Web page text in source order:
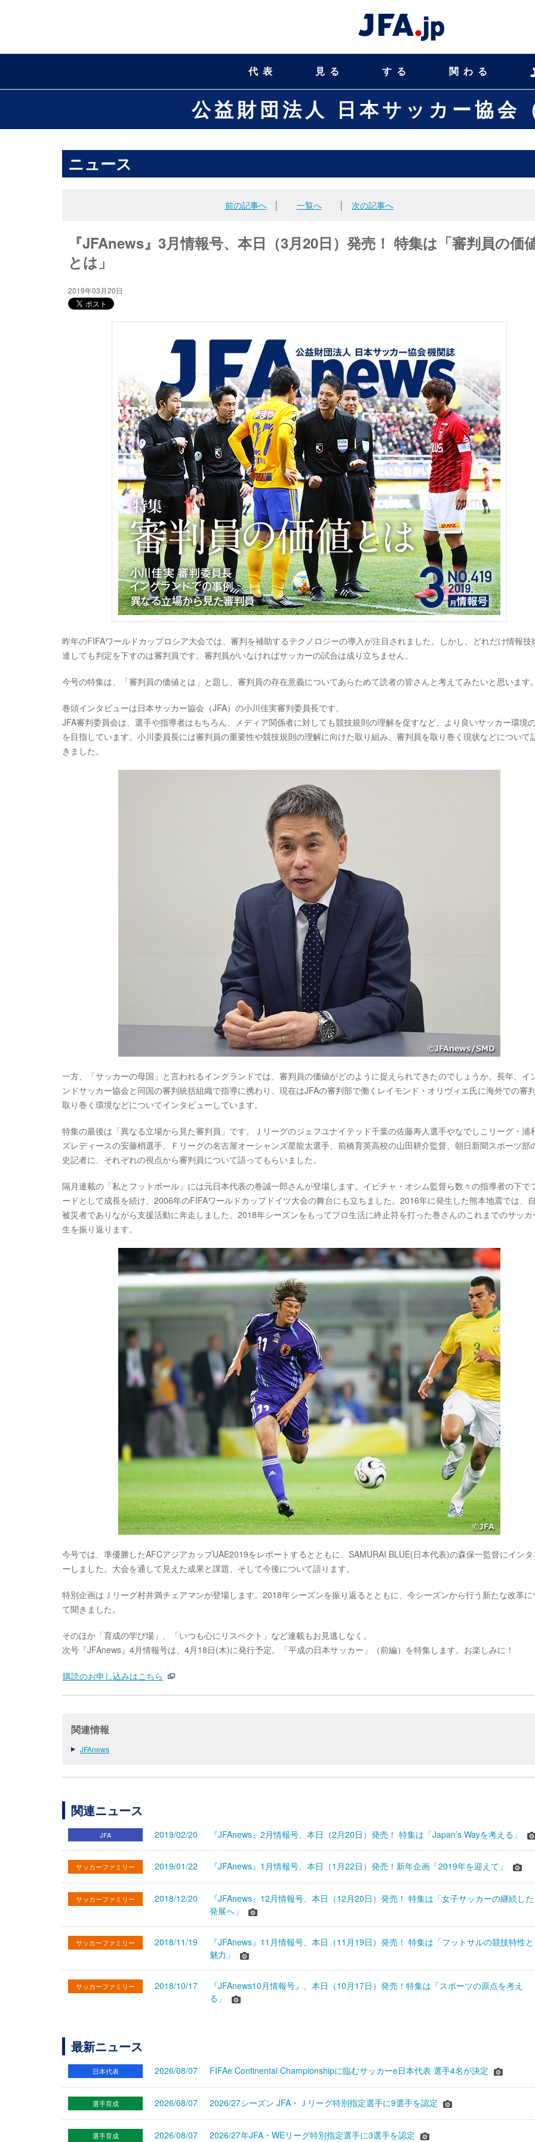
代表 見る する 関わる
公益財団法人 日本サッカー協会
ニュース
前の記事へ│ 一覧へ 次の記事へ
『JFAnews』3月情報号、本日（3月20日）発売！ 特集は「審判員の価
とは」
2019年03月20日
昨年のFIFAワールドカップロシア大会では、審判を補助するテクノロジーの導入が注目されました。しかし、どれだけ情報技
達しても判定を下すのは審判員です。審判員がいなければサッカーの試合は成り立ちません。
今号の特集は、「審判員の価値とは」と題し、審判員の存在意義についてあらためて読者の皆さんと考えてみたいと思います。
巻頭インタビューは日本サッカー協会（JFA）の小川佳実審判委員長です。
JFA審判委員会は、選手や指導者はもちろん、メディア関係者に対しても競技規則の理解を促すなど、より良いサッカー環境
を目指しています。小川委員長には審判員の重要性や競技規則の理解に向けた取り組み、審判員を取り巻く現状などについて
きました。
一方、「サッカーの母国」と言われるイングランドでは、審判員の価値がどのように捉えられてきたのでしょうか。長年、イ
ンドサッカー協会と同国の審判統括組織で指導に携わり、現在はJFAの審判部で働くレイモンド・オリヴィエ氏に海外での審
取り巻く環境などについてインタビューしています。
特集の最後は「異なる立場から見た審判員」です。Ｊリーグのジェフユナイテッド千葉の佐藤寿人選手やなでしこリーグ・浦
ズレディースの安藤梢選手、Ｆリーグの名古屋オーシャンズ星龍太選手、前橋育英高校の山田耕介監督、朝日新聞スポーツ部
史記者に、それぞれの視点から審判員について語ってもらいました。
隔月連載の「私とフットボール」には元日本代表の巻誠一郎さんが登場します。イビチャ・オシム監督ら数々の指導者の下で
ードとして成長を続け、2006年のFIFAワールドカップドイツ大会の舞台にも立ちました。2016年に発生した熊本地震では、
被災者でありながら支援活動に奔走しました。2018年シーズンをもってプロ生活に終止符を打った巻さんのこれまでのサッカ
生を振り返ります。
今号では、準優勝したAFCアジアカップUAE2019をレポートするとともに、SAMURAI BLUE(日本代表)の森保一監督にインタ
ーしました。大会を通して見えた成果と課題、そして今後について語ります。
特別企画はＪリーグ村井満チェアマンが登場します。2018年シーズンを振り返るとともに、今シーズンから行う新たな改革に
て聞きました。
そのほか「育成の学び場」、「いつも心にリスペクト」など連載もお見逃しなく。
次号『JFAnews』4月情報号は、4月18日(木)に発行予定。「平成の日本サッカー」（前編）を特集します。お楽しみに！
購読のお申し込みはこちら
関連情報
JFAnews
関連ニュース
JFA 2019/02/20 『JFAnews』2月情報号、本日（2月20日）発売！ 特集は「Japan’s Wayを考える」
サッカーファミリー 2019/01/22 『JFAnews』1月情報号、本日（1月22日）発売！新年企画「2019年を迎えて」
サッカーファミリー 2018/12/20
『JFAnews』12月情報号、本日（12月20日）発売！ 特集は「女子サッカーの継続した
発展へ」
サッカーファミリー 2018/11/19
『JFAnews』11月情報号、本日（11月19日）発売！ 特集は「フットサルの競技特性と
魅力」
サッカーファミリー 2018/10/17
『JFAnews10月情報号』、本日（10月17日）発売！特集は「スポーツの原点を考え
る」
最新ニュース
日本代表 2026/08/07 FIFAe Continental Championshipに臨むサッカーe日本代表 選手4名が決定
選手育成 2026/08/07 2026/27シーズン JFA・Ｊリーグ特別指定選手に9選手を認定
選手育成 2026/08/07 2026/27年JFA・WEリーグ特別指定選手に3選手を認定